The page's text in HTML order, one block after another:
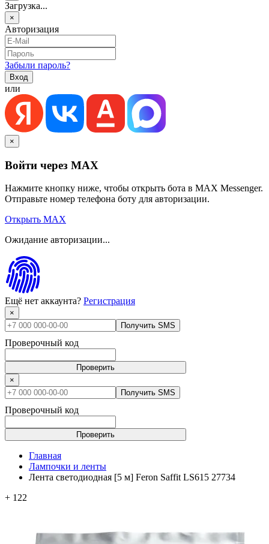
Загрузка...
×
Авторизация
Забыли пароль?
или
×
Войти через MAX
Нажмите кнопку ниже, чтобы открыть бота в MAX Messenger.
Отправьте номер телефона боту для авторизации.
Открыть MAX
Ожидание авторизации...
Ещё нет аккаунта? Регистрация
×
Получить SMS
Проверочный код
Проверить
×
Получить SMS
Проверочный код
Проверить
Главная
Лампочки и ленты
Лента светодиодная [5 м] Feron Saffit LS615 27734
+ 122